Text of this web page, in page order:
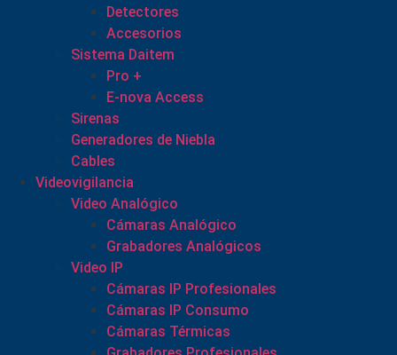
Detectores
Accesorios
Sistema Daitem
Pro +
E-nova Access
Sirenas
Generadores de Niebla
Cables
Videovigilancia
Video Analógico
Cámaras Analógico
Grabadores Analógicos
Video IP
Cámaras IP Profesionales
Cámaras IP Consumo
Cámaras Térmicas